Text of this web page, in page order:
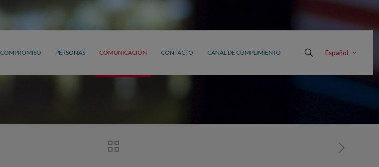
COMPROMISO PERSONAS COMUNICACIÓN CONTACTO CANAL DE CUMPLIMIENTO Español